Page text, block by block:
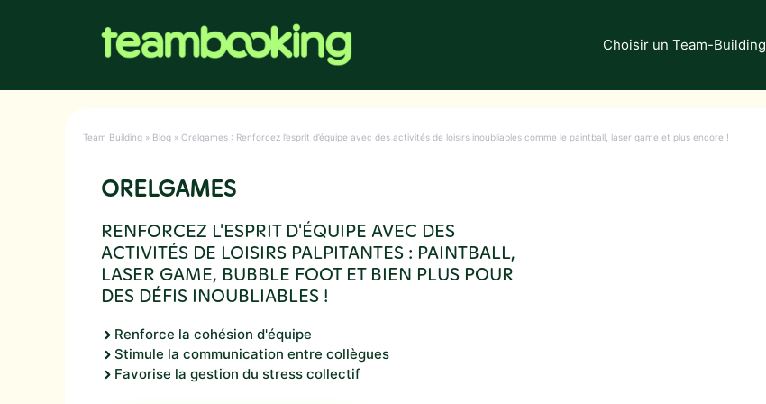
Choisir un Team-Building
Team Building » Blog » Orelgames : Renforcez l’esprit d’équipe avec des activités de loisirs inoubliables comme le paintball, laser game et plus encore !
ORELGAMES
RENFORCEZ L'ESPRIT D'ÉQUIPE AVEC DES
ACTIVITÉS DE LOISIRS PALPITANTES : PAINTBALL,
LASER GAME, BUBBLE FOOT ET BIEN PLUS POUR
DES DÉFIS INOUBLIABLES !
Renforce la cohésion d'équipe
Stimule la communication entre collègues
Favorise la gestion du stress collectif